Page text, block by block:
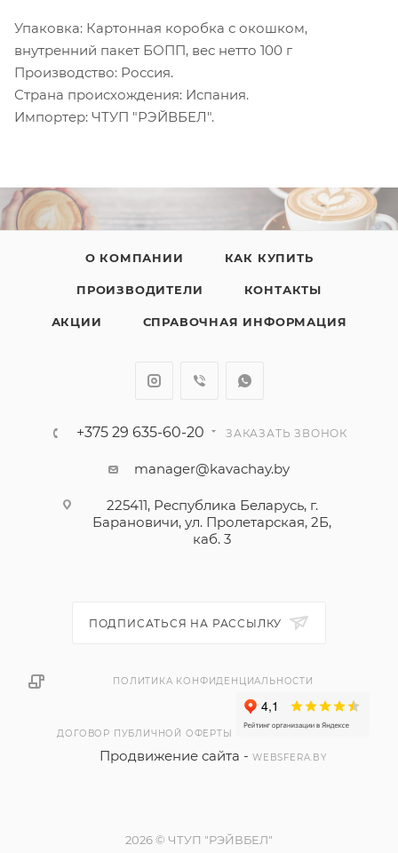
Упаковка: Картонная коробка с окошком,
внутренний пакет БОПП, вес нетто 100 г
Производство: Россия.
Страна происхождения: Испания.
Импортер: ЧТУП "РЭЙВБЕЛ".
О КОМПАНИИ КАК КУПИТЬ
ПРОИЗВОДИТЕЛИ КОНТАКТЫ
АКЦИИ СПРАВОЧНАЯ ИНФОРМАЦИЯ
+375 29 635-60-20 ЗАКАЗАТЬ ЗВОНОК
manager@kavachay.by
225411, Республика Беларусь, г.
Барановичи, ул. Пролетарская, 2Б,
каб. 3
ПОДПИСАТЬСЯ НА РАССЫЛКУ
ПОЛИТИКА КОНФИДЕНЦИАЛЬНОСТИ
ДОГОВОР ПУБЛИЧНОЙ ОФЕРТЫ
Продвижение сайта -WEBSFERA.BY
2026 © ЧТУП "РЭЙВБЕЛ"